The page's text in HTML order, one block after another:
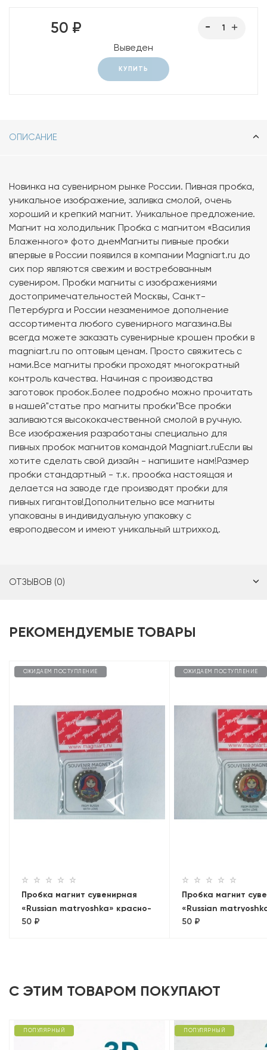
50 ₽
Выведен
КУПИТЬ
ОПИСАНИЕ
Новинка на сувенирном рынке России. Пивная пробка,
уникальное изображение, заливка смолой, очень
хороший и крепкий магнит. Уникальное предложение.
Магнит на холодильник Пробка с магнитом «Василия
Блаженного» фото днемМагниты пивные пробки
впервые в России появился в компании Magniart.ru до
сих пор являются свежим и востребованным
сувениром. Пробки магниты с изображениями
достопримечательностей Москвы, Санкт-
Петербурга и России незаменимое дополнение
ассортимента любого сувенирного магазина.Вы
всегда можете заказать сувенирные крошен пробки в
magniart.ru по оптовым ценам. Просто свяжитесь с
нами.Все магниты пробки проходят многократный
контроль качества. Начиная с производства
заготовок пробок.Более подробно можно прочитать
в нашей"статье про магниты пробки"Все пробки
заливаются высококачественной смолой в ручную.
Все изображения разработаны специально для
пивных пробок магнитов командой Magniart.ruЕсли вы
хотите сделать свой дизайн - напишите нам!Размер
пробки стандартный - т.к. прообка настоящая и
делается на заводе где производят пробки для
пивных гигантов!Дополнительно все магниты
упакованы в индивидуальную упаковку с
европодвесом и имеют уникальный штрихкод.
ОТЗЫВОВ (0)
РЕКОМЕНДУЕМЫЕ ТОВАРЫ
ОЖИДАЕМ ПОСТУПЛЕНИЕ
Пробка магнит сувенирная
«Russian matryoshka» красно-
желтая
50 ₽
ОЖИДАЕМ ПОСТУПЛЕНИЕ
Пробка магнит
«Russian
голубая
50 ₽
С ЭТИМ ТОВАРОМ ПОКУПАЮТ
ПОПУЛЯРНЫЙ ПОПУЛЯРНЫЙ